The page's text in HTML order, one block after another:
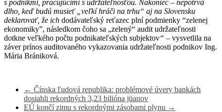
s podnikmi, pracujúcimi s udržateľnosťou. Nakoniec – nepotrvá
dlho, keď budú musieť „veľkí hráči na trhu“ aj na Slovensku
deklarovať, že ich dodávateľský reťazec plní podmienky “zelenej
ekonomiky”, následkom čoho sa „zelený“ audit udržateľnosti
dotkne veľkého počtu podnikateľských subjektov“ – vysvetlila na
záver prínos auditovaného vykazovania udržateľnosti podnikov Ing.
Mária Brániková.
← Čínska ľudová republika: problémové úvery bankách
dosiahli rekordných 3,23 bilióna jüanov
EÚ končí zimu s rekordnými zásobami plynu →